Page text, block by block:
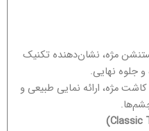
مژه، ارائه نمایی طبیعی و